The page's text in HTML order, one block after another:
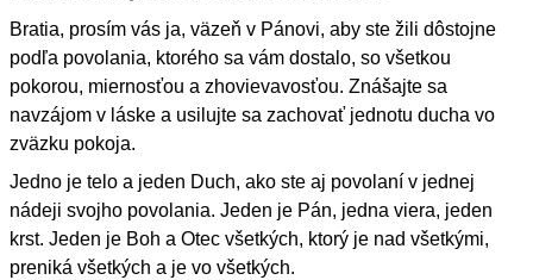
Bratia, prosím vás ja, väzeň v Pánovi, aby ste žili dôstojne
podľa povolania, ktorého sa vám dostalo, so všetkou
pokorou, miernosťou a zhovievavosťou. Znášajte sa
navzájom v láske a usilujte sa zachovať jednotu ducha vo
zväzku pokoja.
Jedno je telo a jeden Duch, ako ste aj povolaní v jednej
nádeji svojho povolania. Jeden je Pán, jedna viera, jeden
krst. Jeden je Boh a Otec všetkých, ktorý je nad všetkými,
preniká všetkých a je vo všetkých.